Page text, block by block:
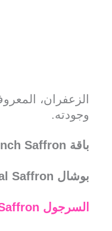
الزعفران،
وجودته.
باقة Saffron
بوشال Saffron
السرجول